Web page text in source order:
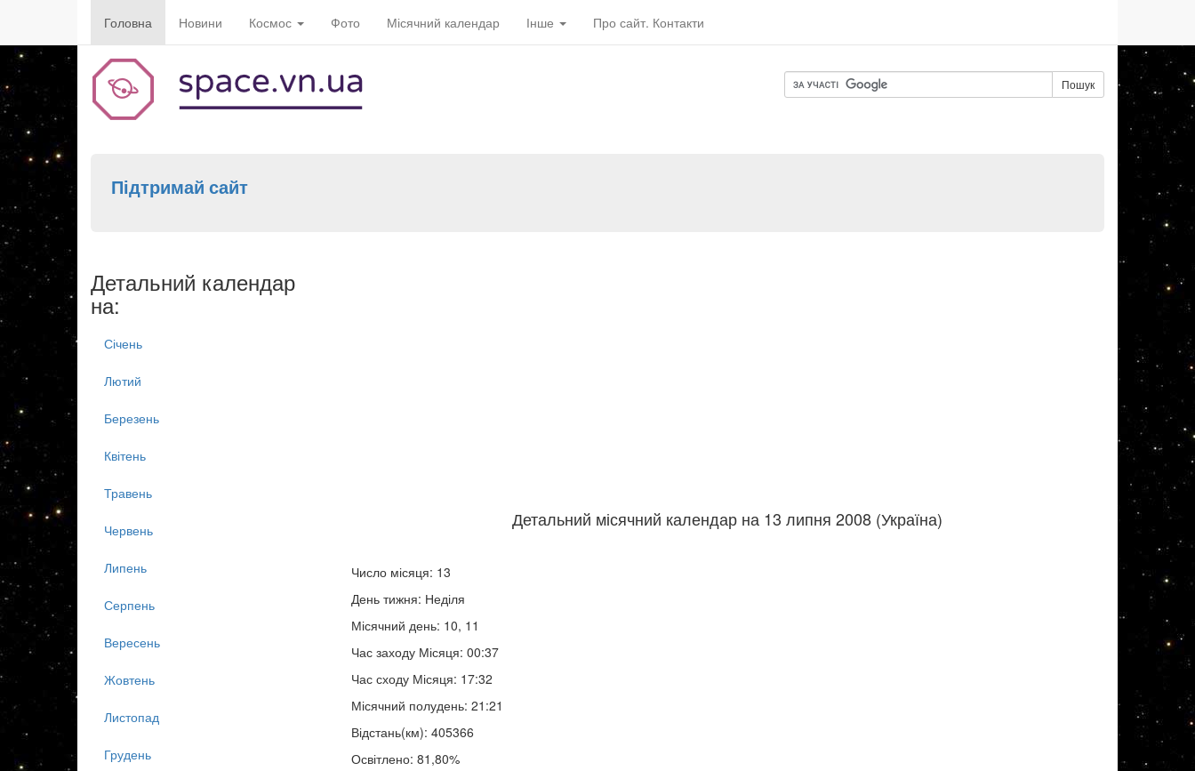
Головна Новини Космос Фото Місячний календар Інше Про сайт. Контакти
Пошук
Підтримай сайт
Детальний місячний календар на 13 липня 2008 (Україна)
Число місяця: 13
День тижня: Неділя
Місячний день: 10, 11
Час заходу Місяця: 00:37
Час сходу Місяця: 17:32
Місячний полудень: 21:21
Відстань(км): 405366
Освітлено: 81,80%
Детальний календар
на:
Січень
Лютий
Березень
Квітень
Травень
Червень
Липень
Серпень
Вересень
Жовтень
Листопад
Грудень